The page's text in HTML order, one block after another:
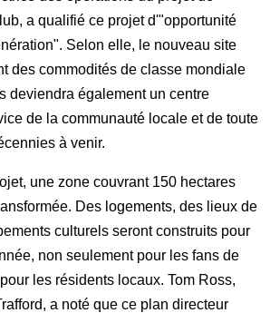
a qualifié ce projet d'"opportunité
Selon elle, le nouveau site
des commodités de classe mondiale
deviendra également un centre
de la communauté locale et de toute
à venir.
une zone couvrant 150 hectares
Des logements, des lieux de
culturels seront construits pour
non seulement pour les fans de
les résidents locaux. Tom Ross,
a noté que ce plan directeur